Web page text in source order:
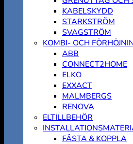
KABELSKYDD
STARKSTRÖM
SVAGSTRÖM
KOMBI- OCH
ABB
CONNECT2HOME
ELKO
EXXACT
MALMBERGS
RENOVA
ELTILLBEHÖR
FÄSTA & KOPPLA